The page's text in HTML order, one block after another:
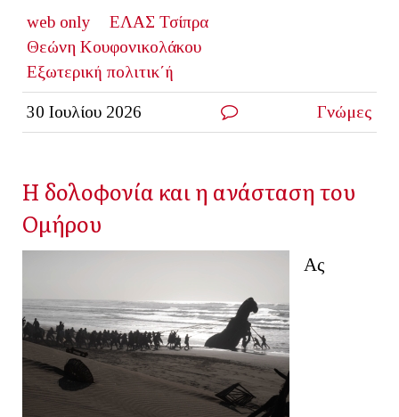
web only
ΕΛΑΣ Τσίπρα
Θεώνη Κουφονικολάκου
Εξωτερική πολιτικ΄ή
30 Ιουλίου 2026 Γνώμες
Η δολοφονία και η ανάσταση του
Ομήρου
Ας